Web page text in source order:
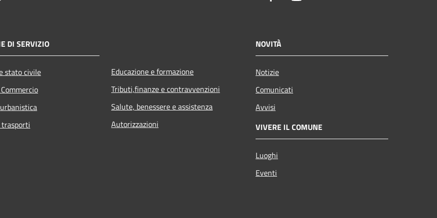
DI SERVIZIO
stato civile
Educazione e formazione
Tributi,finanze e contravvenzioni
Salute, benessere e assistenza
Autorizzazioni
NOVITÀ
Notizie
Comunicati
Avvisi
VIVERE IL COMUNE
Luoghi
Eventi